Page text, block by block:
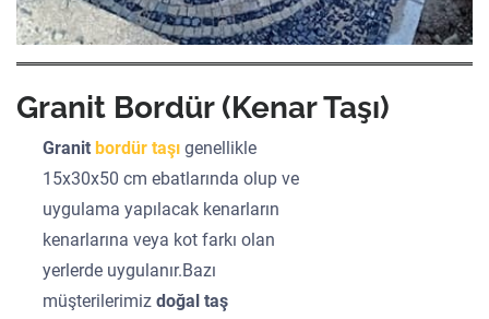
Granit Bordür (Kenar Taşı)
Granitbordür taşı genellikle
15x30x50 cm ebatlarında olup ve
uygulama yapılacak kenarların
kenarlarına veya kot farkı olan
yerlerde uygulanır.Bazı
müşterilerimizdoğal taş